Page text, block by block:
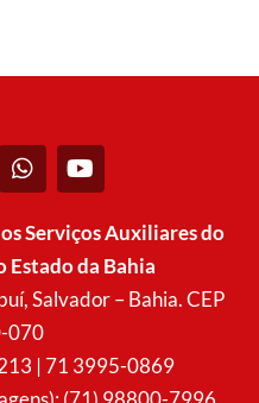
W
h
t
a
p
p
Y
o
t
u
b
e
Serviços Auxiliares do
Estado da Bahia
Salvador – Bahia. CEP
070
| 71 3995-0869